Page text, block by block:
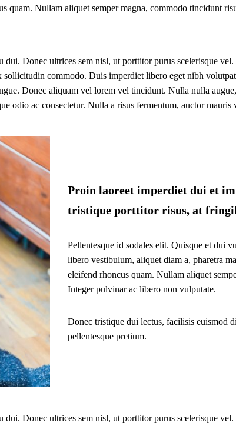
quam. Nullam aliquet semper magna, commodo tincidunt
Donec ultrices sem nisl, ut porttitor purus scelerisque
sollicitudin commodo. Duis imperdiet libero eget nibh
Donec aliquam vel lorem vel tincidunt. Nulla nulla
odio ac consectetur. Nulla a risus fermentum, auctor mauris
Proin laoreet imperdiet dui et
tristique porttitor risus, at
Pellentesque id sodales elit. Quisque et dui
libero vestibulum, aliquet diam a, pharetra
eleifend rhoncus quam. Nullam aliquet
Integer pulvinar ac libero non vulputate.
Donec tristique dui lectus, facilisis euismod
pellentesque pretium.
Donec ultrices sem nisl, ut porttitor purus scelerisque